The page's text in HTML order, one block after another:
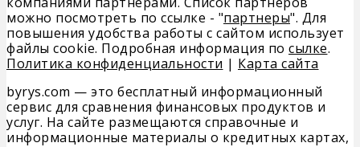
можно посмотреть по ссылке - "партнеры". Для
повышения удобства работы с сайтом использует
файлы cookie. Подробная информация по сылке.
Политика конфиденциальности | Карта сайта
byrys.com — это бесплатный информационный
сервис для сравнения финансовых продуктов и
услуг. На сайте размещаются справочные и
информационные материалы о кредитных картах,